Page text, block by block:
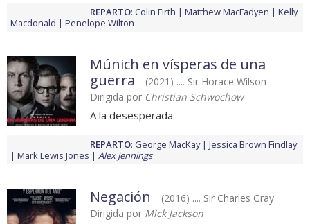
REPARTO: Colin Firth Matthew MacFadyen
Kelly
Macdonald
Penelope Wilton
Múnich en vísperas de una
guerra
(2021) .... Sir Horace Wilson
Dirigida por Christian Schwochow
A la desesperada
REPARTO: George MacKay
Jessica Brown Findlay
Mark Lewis Jones
Alex Jennings
Negación
(2016) .... Sir Charles Gray
Dirigida por Mick Jackson